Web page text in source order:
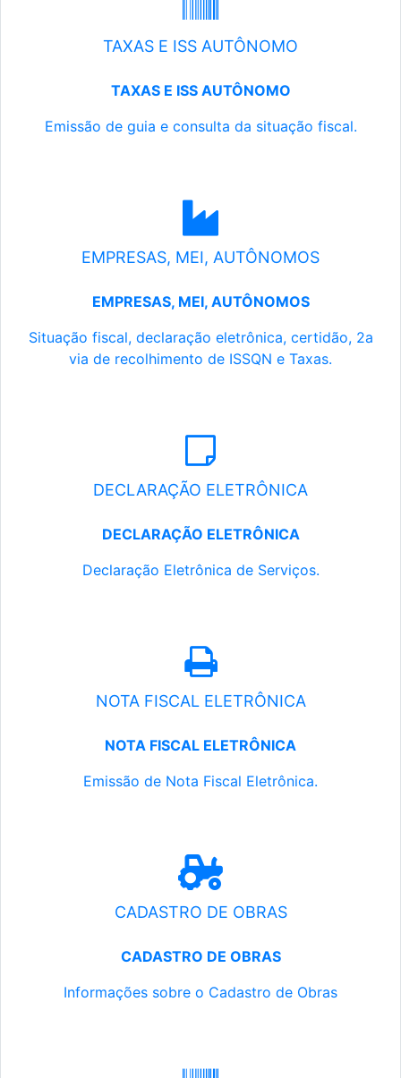
TAXAS E ISS AUTÔNOMO
TAXAS E ISS AUTÔNOMO
Emissão de guia e consulta da situação fiscal.
EMPRESAS, MEI, AUTÔNOMOS
EMPRESAS, MEI, AUTÔNOMOS
Situação fiscal, declaração eletrônica, certidão, 2a
via de recolhimento de ISSQN e Taxas.
DECLARAÇÃO ELETRÔNICA
DECLARAÇÃO ELETRÔNICA
Declaração Eletrônica de Serviços.
NOTA FISCAL ELETRÔNICA
NOTA FISCAL ELETRÔNICA
Emissão de Nota Fiscal Eletrônica.
CADASTRO DE OBRAS
CADASTRO DE OBRAS
Informações sobre o Cadastro de Obras